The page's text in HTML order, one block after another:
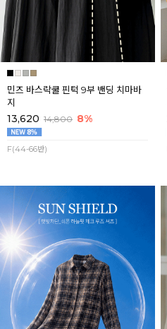
민즈 바스락쿨 핀턱 9부 밴딩 치마바
지
13,620 14,800 8%
F(44-66반)